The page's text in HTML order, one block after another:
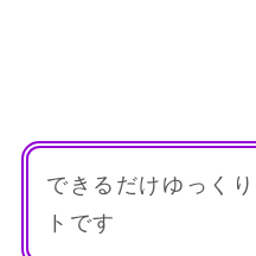
できるだけゆっく
トです